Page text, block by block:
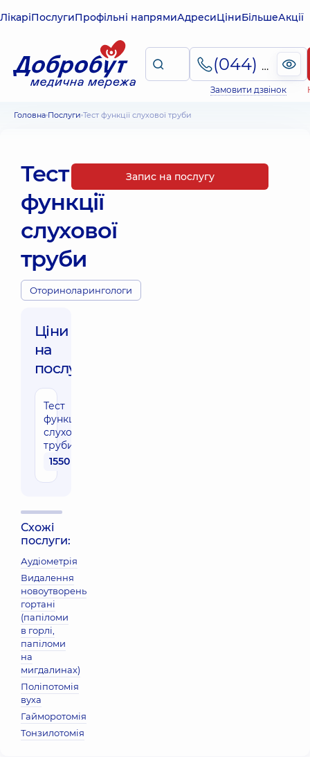
ЛікаріПослугиПрофільні напрямиАдресиЦіниБільшеАкції
(044) 495-2-888
Замовити дзвінок
Головна Послуги Тест функції слухової труби
Тест
функції
слухової
труби
Оториноларингологи
Ціни
на
послуги:
Тест
функції
слухової
труби
1550 грн
Схожі
послуги:
Аудіометрія
Видалення
новоутворень
гортані
(папіломи
в горлі,
папіломи
на
мигдалинах)
Поліпотомія
вуха
Гайморотомія
Тонзилотомія
Запис на послугу